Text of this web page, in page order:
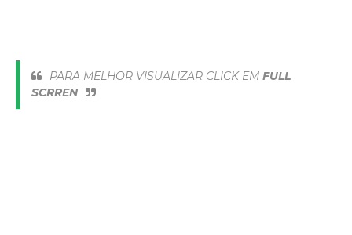
PARA MELHOR VISUALIZAR CLICK EM FULL
SCRREN